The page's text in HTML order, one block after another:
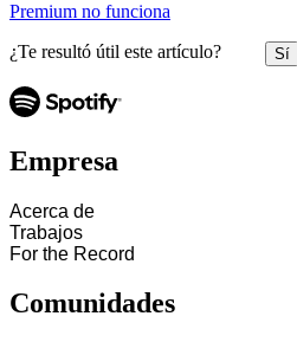
Premium no funciona
¿Te resultó útil este artículo? Sí
Empresa
Acerca de
Trabajos
For the Record
Comunidades